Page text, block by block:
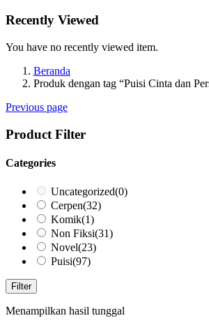
Recently Viewed
You have no recently viewed item.
Beranda
Produk dengan tag “Puisi Cinta dan
Previous page
Product Filter
Categories
Uncategorized(0)
Cerpen(32)
Komik(1)
Non Fiksi(31)
Novel(23)
Puisi(97)
Filter
Menampilkan hasil tunggal